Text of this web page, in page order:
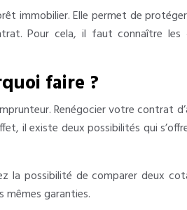
immobilier. Elle permet de
Pour cela, il faut connaître les
faire ?
Renégocier votre contrat
il existe deux possibilités qui
la possibilité de comparer deux
garanties.